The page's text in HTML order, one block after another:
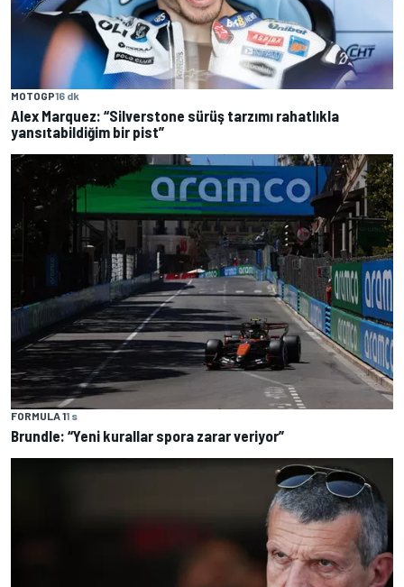
MOTOGP16 dk
Alex Marquez: “Silverstone sürüş tarzımı rahatlıkla
yansıtabildiğim bir pist”
FORMULA 11 s
Brundle: “Yeni kurallar spora zarar veriyor”